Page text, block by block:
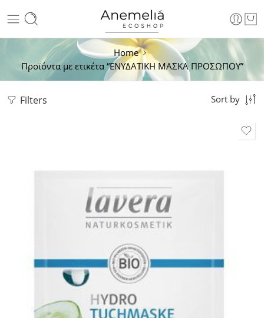
Home
Προϊόντα με ετικέτα “ΕΝΥΔΑΤΙΚΗ ΜΑΣΚΑ ΠΡΟΣΩΠΟΥ”
Filters Sort by